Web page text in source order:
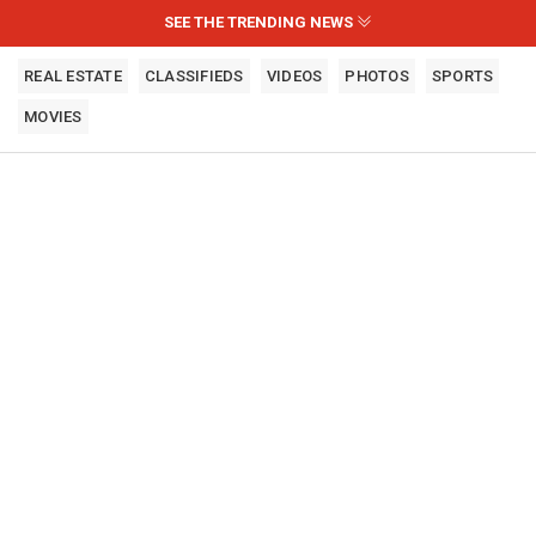
SEE THE TRENDING NEWS
REAL ESTATE CLASSIFIEDS VIDEOS PHOTOS SPORTS
MOVIES